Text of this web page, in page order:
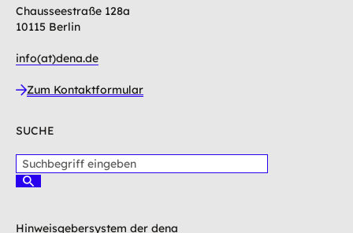
Chausseestraße 128a
10115 Berlin
info(at)dena.de
Zum Kontaktformular
SUCHE
u
b
S
e
Hinweisgebersystem der dena